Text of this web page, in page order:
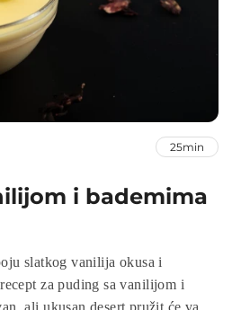
25min
i bademima
slatkog vanilija okusa i
za puding sa vanilijom i